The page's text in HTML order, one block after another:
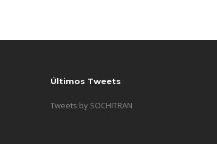
Últimos Tweets
Tweets by SOCHITRAN